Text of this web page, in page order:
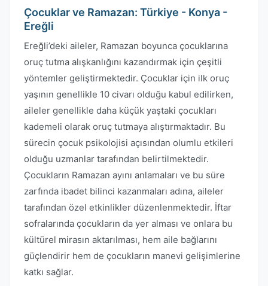
Çocuklar ve Ramazan: Türkiye - Konya -
Ereğli
Ereğli’deki aileler, Ramazan boyunca çocuklarına
oruç tutma alışkanlığını kazandırmak için çeşitli
yöntemler geliştirmektedir. Çocuklar için ilk oruç
yaşının genellikle 10 civarı olduğu kabul edilirken,
aileler genellikle daha küçük yaştaki çocukları
kademeli olarak oruç tutmaya alıştırmaktadır. Bu
sürecin çocuk psikolojisi açısından olumlu etkileri
olduğu uzmanlar tarafından belirtilmektedir.
Çocukların Ramazan ayını anlamaları ve bu süre
zarfında ibadet bilinci kazanmaları adına, aileler
tarafından özel etkinlikler düzenlenmektedir. İftar
sofralarında çocukların da yer alması ve onlara bu
kültürel mirasın aktarılması, hem aile bağlarını
güçlendirir hem de çocukların manevi gelişimlerine
katkı sağlar.